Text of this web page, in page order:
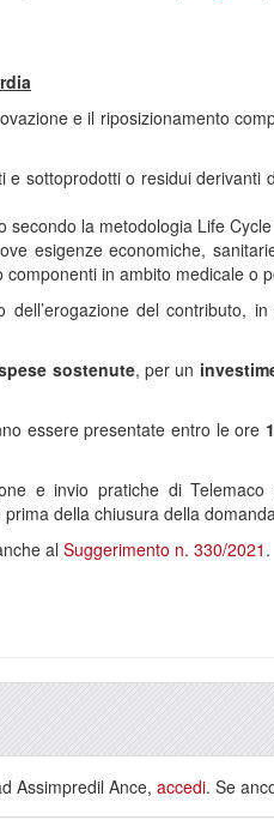
e il riposizionamento
sottoprodotti o residui derivanti
secondo la metodologia Life
esigenze economiche,
in ambito medicale o
dell’erogazione del contributo,
sostenute, per un
essere presentate entro le ore
e invio pratiche di
della chiusura della
al Suggerimento n. 330/2021 .
Assimpredil Ance, accedi. Se